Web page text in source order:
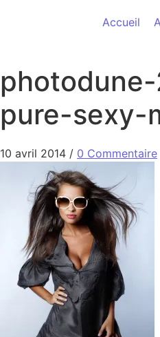
Accueil
pure-sexy-
10 avril 2014 / 0 Commentaire